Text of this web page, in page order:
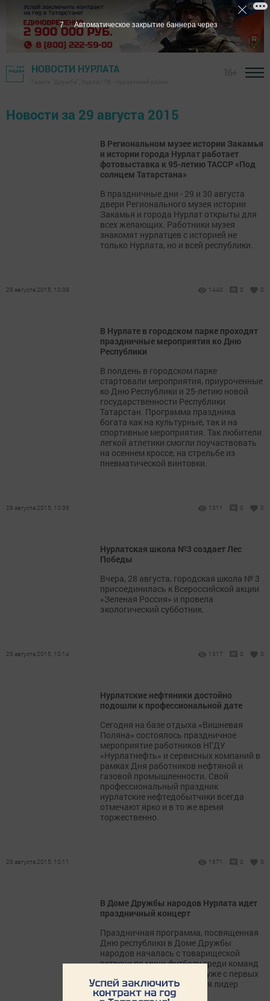
НОВОСТИ НУРЛАТА
Новости за 29 августа 2015
В Региональном музее истории Закамья
и истории города Нурлат работает
фотовыставка к 95-летию ТАССР «Под
солнцем Татарстана»
В праздничные дни - 29 и 30 августа
двери Регионального музея истории
Закамья и города Нурлат открыты для
всех желающих. Работники музея
знакомят нурлатцев с историей не
только Нурлата, но и всей республики.
29 августа 2015, 10:39 1440 0 0
В Нурлате в городском парке проходят
праздничные мероприятия ко Дню
Республики
В полдень в городском парке
стартовали мероприятия, приуроченные
ко Дню Республики и 25-летию новой
государственности Республики
Татарстан. Программа праздника
богата как на культурные, так и на
спортивные мероприятия. Так любители
легкой атлетики смогли поучаствовать
на осеннем кроссе, на стрельбе из
пневматической винтовки.
29 августа 2015, 10:36 1311 0 0
Нурлатская школа №3 создает Лес
Победы
Вчера, 28 августа, городская школа № 3
присоединилась к Всероссийской акции
«Зеленая Россия» и провела
экологический субботник.
29 августа 2015, 10:14 1317 0 0
Нурлатские нефтяники достойно
подошли к профессиональной дате
Сегодня на базе отдыха «Вишневая
Поляна» состоялось праздничное
мероприятие работников НГДУ
«Нурлатнефть» и сервисных компаний в
рамках Дня работников нефтяной и
газовой промышленности. Свой
профессиональный праздник
нурлатские нефтедобытчики всегда
отмечают ярко и в то же время
торжественно.
29 августа 2015, 10:11 1671 0 0
В Доме Дружбы народов Нурлата идет
праздничный концерт
Праздничная программа, посвященная
Дню республики в Доме Дружбы
народов началась с товарищеской
встречи по мини-футболу среди команд
городских школ № 2 и 3. И уже с первых
же минут игры определился лидер
матча.
7 Автоматическое закрытие баннера через